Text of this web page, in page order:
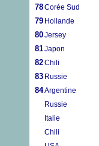
78Corée Sud
79 Hollande
80Jersey
81Japon
82Chili
83 Russie
84Argentine
Russie
Italie
Chili